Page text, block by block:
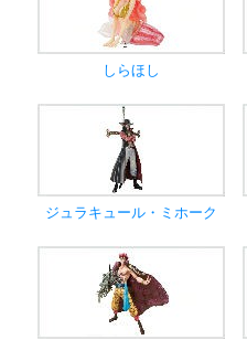
しらほし
ジュラキュール・ミホーク